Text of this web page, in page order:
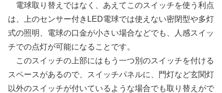
電球取り替えではなく、あえてこのスイッチを使う利点
は、上のセンサー付きLED電球では使えない密閉型や多灯
式の照明、電球の口金が小さい場合などでも、人感スイッ
チでの点灯が可能になることです。
このスイッチの上部にはもう一つ別のスイッチを付ける
スペースがあるので、スイッチパネルに、門灯など玄関灯
以外のスイッチが付いているような場合でも取り替えがで